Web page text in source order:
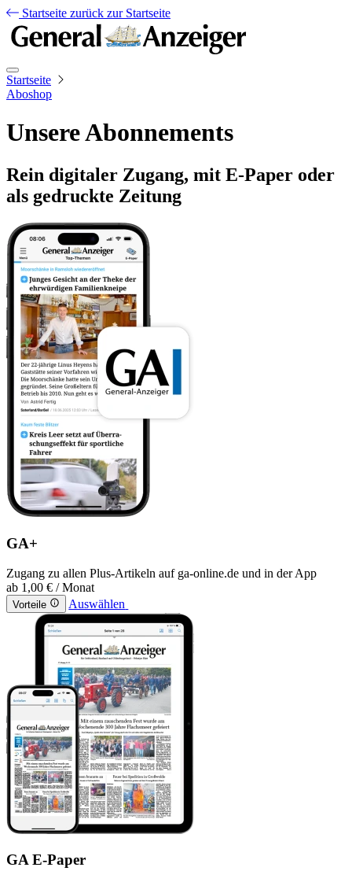
Startseite zurück zur Startseite
Startseite
Aboshop
Unsere Abonnements
Rein digitaler Zugang, mit E-Paper oder
als gedruckte Zeitung
GA+
Zugang zu allen Plus-Artikeln auf ga-online.de und in der App
ab 1,00 € / Monat
Vorteile Auswählen
GA E-Paper